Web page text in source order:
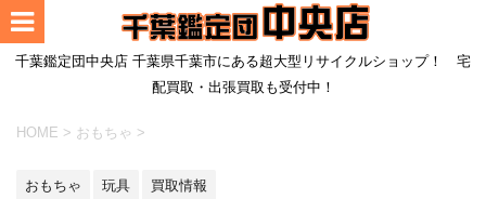
千葉鑑定団中央店 千葉県千葉市にある超大型リサイクルショップ！ 宅
配買取・出張買取も受付中！
HOME > おもちゃ >
おもちゃ 玩具 買取情報